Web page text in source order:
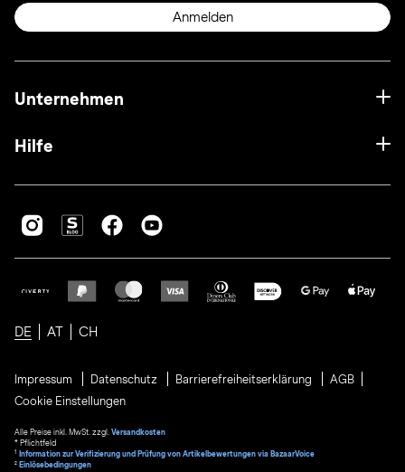
Anmelden
Unternehmen
Hilfe
DE AT CH
Impressum Datenschutz Barrierefreiheitserklärung
AGB
Cookie Einstellungen
Alle Preise inkl. MwSt. zzgl. Versandkosten
* Pflichtfeld
1
Information zur Verifizierung und Prüfung von Artikelbewertungen via BazaarVoice
² Einlösebedingungen